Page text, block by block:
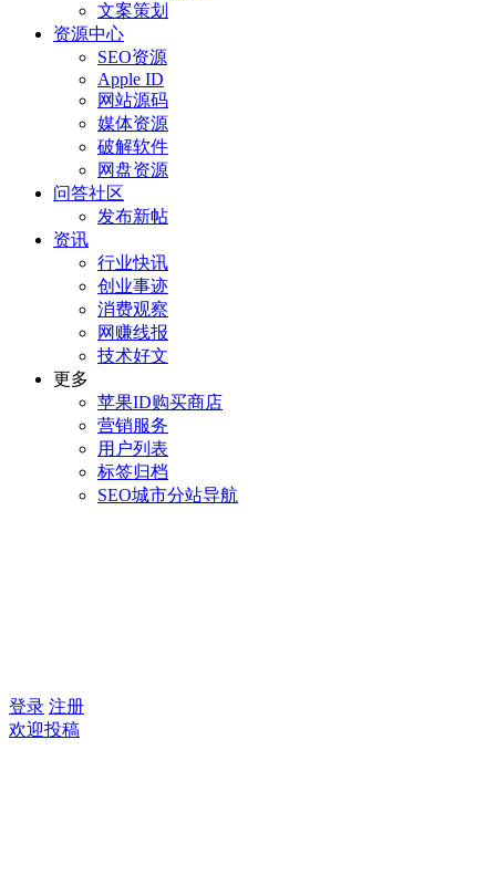
文案策划
资源中心
SEO资源
Apple ID
网站源码
媒体资源
破解软件
网盘资源
问答社区
发布新帖
资讯
行业快讯
创业事迹
消费观察
网赚线报
技术好文
更多
苹果ID购买商店
营销服务
用户列表
标签归档
SEO城市分站导航
登录 注册
欢迎投稿